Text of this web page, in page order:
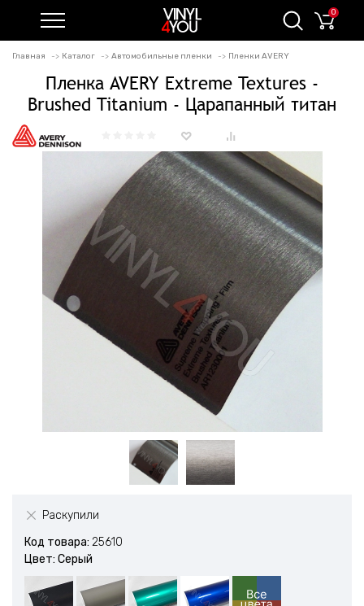
0
Главная Каталог Автомобильные пленки Пленки AVERY
Пленка AVERY Extreme Textures -
Brushed Titanium - Царапанный титан
Раскупили
Код товара: 25610
Цвет: Серый